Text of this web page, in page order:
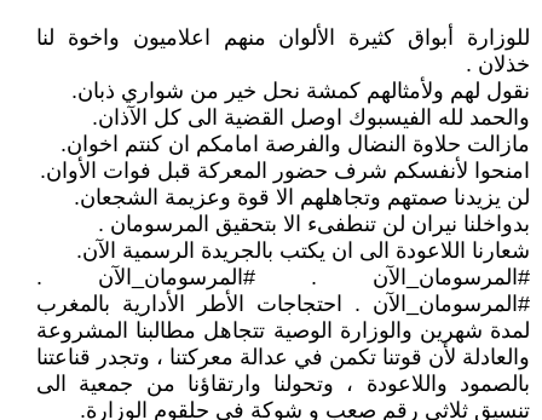
للوزارة أبواق كثيرة الألوان منهم اعلاميون واخوة لنا
خذلان .
نقول لهم ولأمثالهم كمشة نحل خير من شواري ذبان.
والحمد لله الفيسبوك اوصل القضية الى كل الآذان.
مازالت حلاوة النضال والفرصة امامكم ان كنتم اخوان.
امنحوا لأنفسكم شرف حضور المعركة قبل فوات الأوان.
لن يزيدنا صمتهم وتجاهلهم الا قوة وعزيمة الشجعان.
بدواخلنا نيران لن تنطفىء الا بتحقيق المرسومان .
شعارنا اللاعودة الى ان يكتب بالجريدة الرسمية الآن.
#المرسومان_الآن . #المرسومان_الآن .
#المرسومان_الآن . احتجاجات الأطر الأدارية بالمغرب
لمدة شهرين والوزارة الوصية تتجاهل مطالبنا المشروعة
والعادلة لأن قوتنا تكمن في عدالة معركتنا ، وتجدر قناعتنا
بالصمود واللاعودة ، وتحولنا وارتقاؤنا من جمعية الى
تنسيق ثلاثي رقم صعب و شوكة في حلقوم الوزارة.